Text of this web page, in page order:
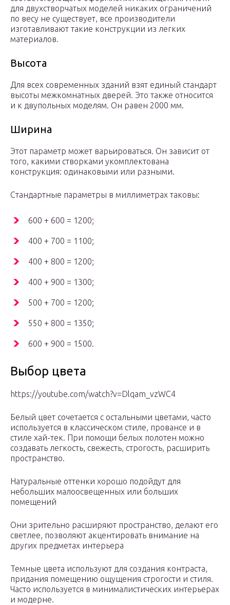
для двухстворчатых моделей никаких ограничений
по весу не существует, все производители
изготавливают такие конструкции из легких
материалов.
Высота
Для всех современных зданий взят единый стандарт
высоты межкомнатных дверей. Это также относится
и к двупольных моделям. Он равен 2000 мм.
Ширина
Этот параметр может варьироваться. Он зависит от
того, какими створками укомплектована
конструкция: одинаковыми или разными.
Стандартные параметры в миллиметрах таковы:
600 + 600 = 1200;
400 + 700 = 1100;
400 + 800 = 1200;
400 + 900 = 1300;
500 + 700 = 1200;
550 + 800 = 1350;
600 + 900 = 1500.
Выбор цвета
https://youtube.com/watch?v=Dlqam_vzWC4
Белый цвет сочетается с остальными цветами, часто
используется в классическом стиле, провансе и в
стиле хай-тек. При помощи белых полотен можно
создавать легкость, свежесть, строгость, расширить
пространство.
Натуральные оттенки хорошо подойдут для
небольших малоосвещенных или больших
помещений
Они зрительно расширяют пространство, делают его
светлее, позволяют акцентировать внимание на
других предметах интерьера
Темные цвета используют для создания контраста,
придания помещению ощущения строгости и стиля.
Часто используется в минималистических интерьерах
и модерне.